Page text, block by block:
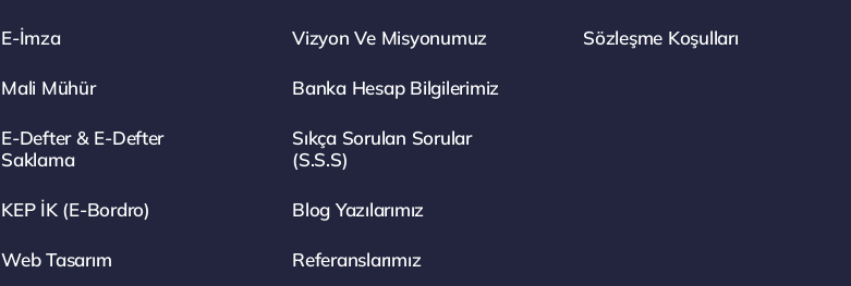
E-İmza
Mali Mühür
E-Defter & E-Defter
Saklama
KEP İK (E-Bordro)
Web Tasarım
Vizyon Ve Misyonumuz
Banka Hesap Bilgilerimiz
Sıkça Sorulan Sorular
(S.S.S)
Blog Yazılarımız
Referanslarımız
Sözleşme Koşulları